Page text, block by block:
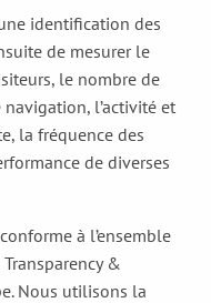
identification des
de mesurer le
le nombre de
l’activité et
la fréquence des
de diverses
à l’ensemble
&
Nous utilisons la